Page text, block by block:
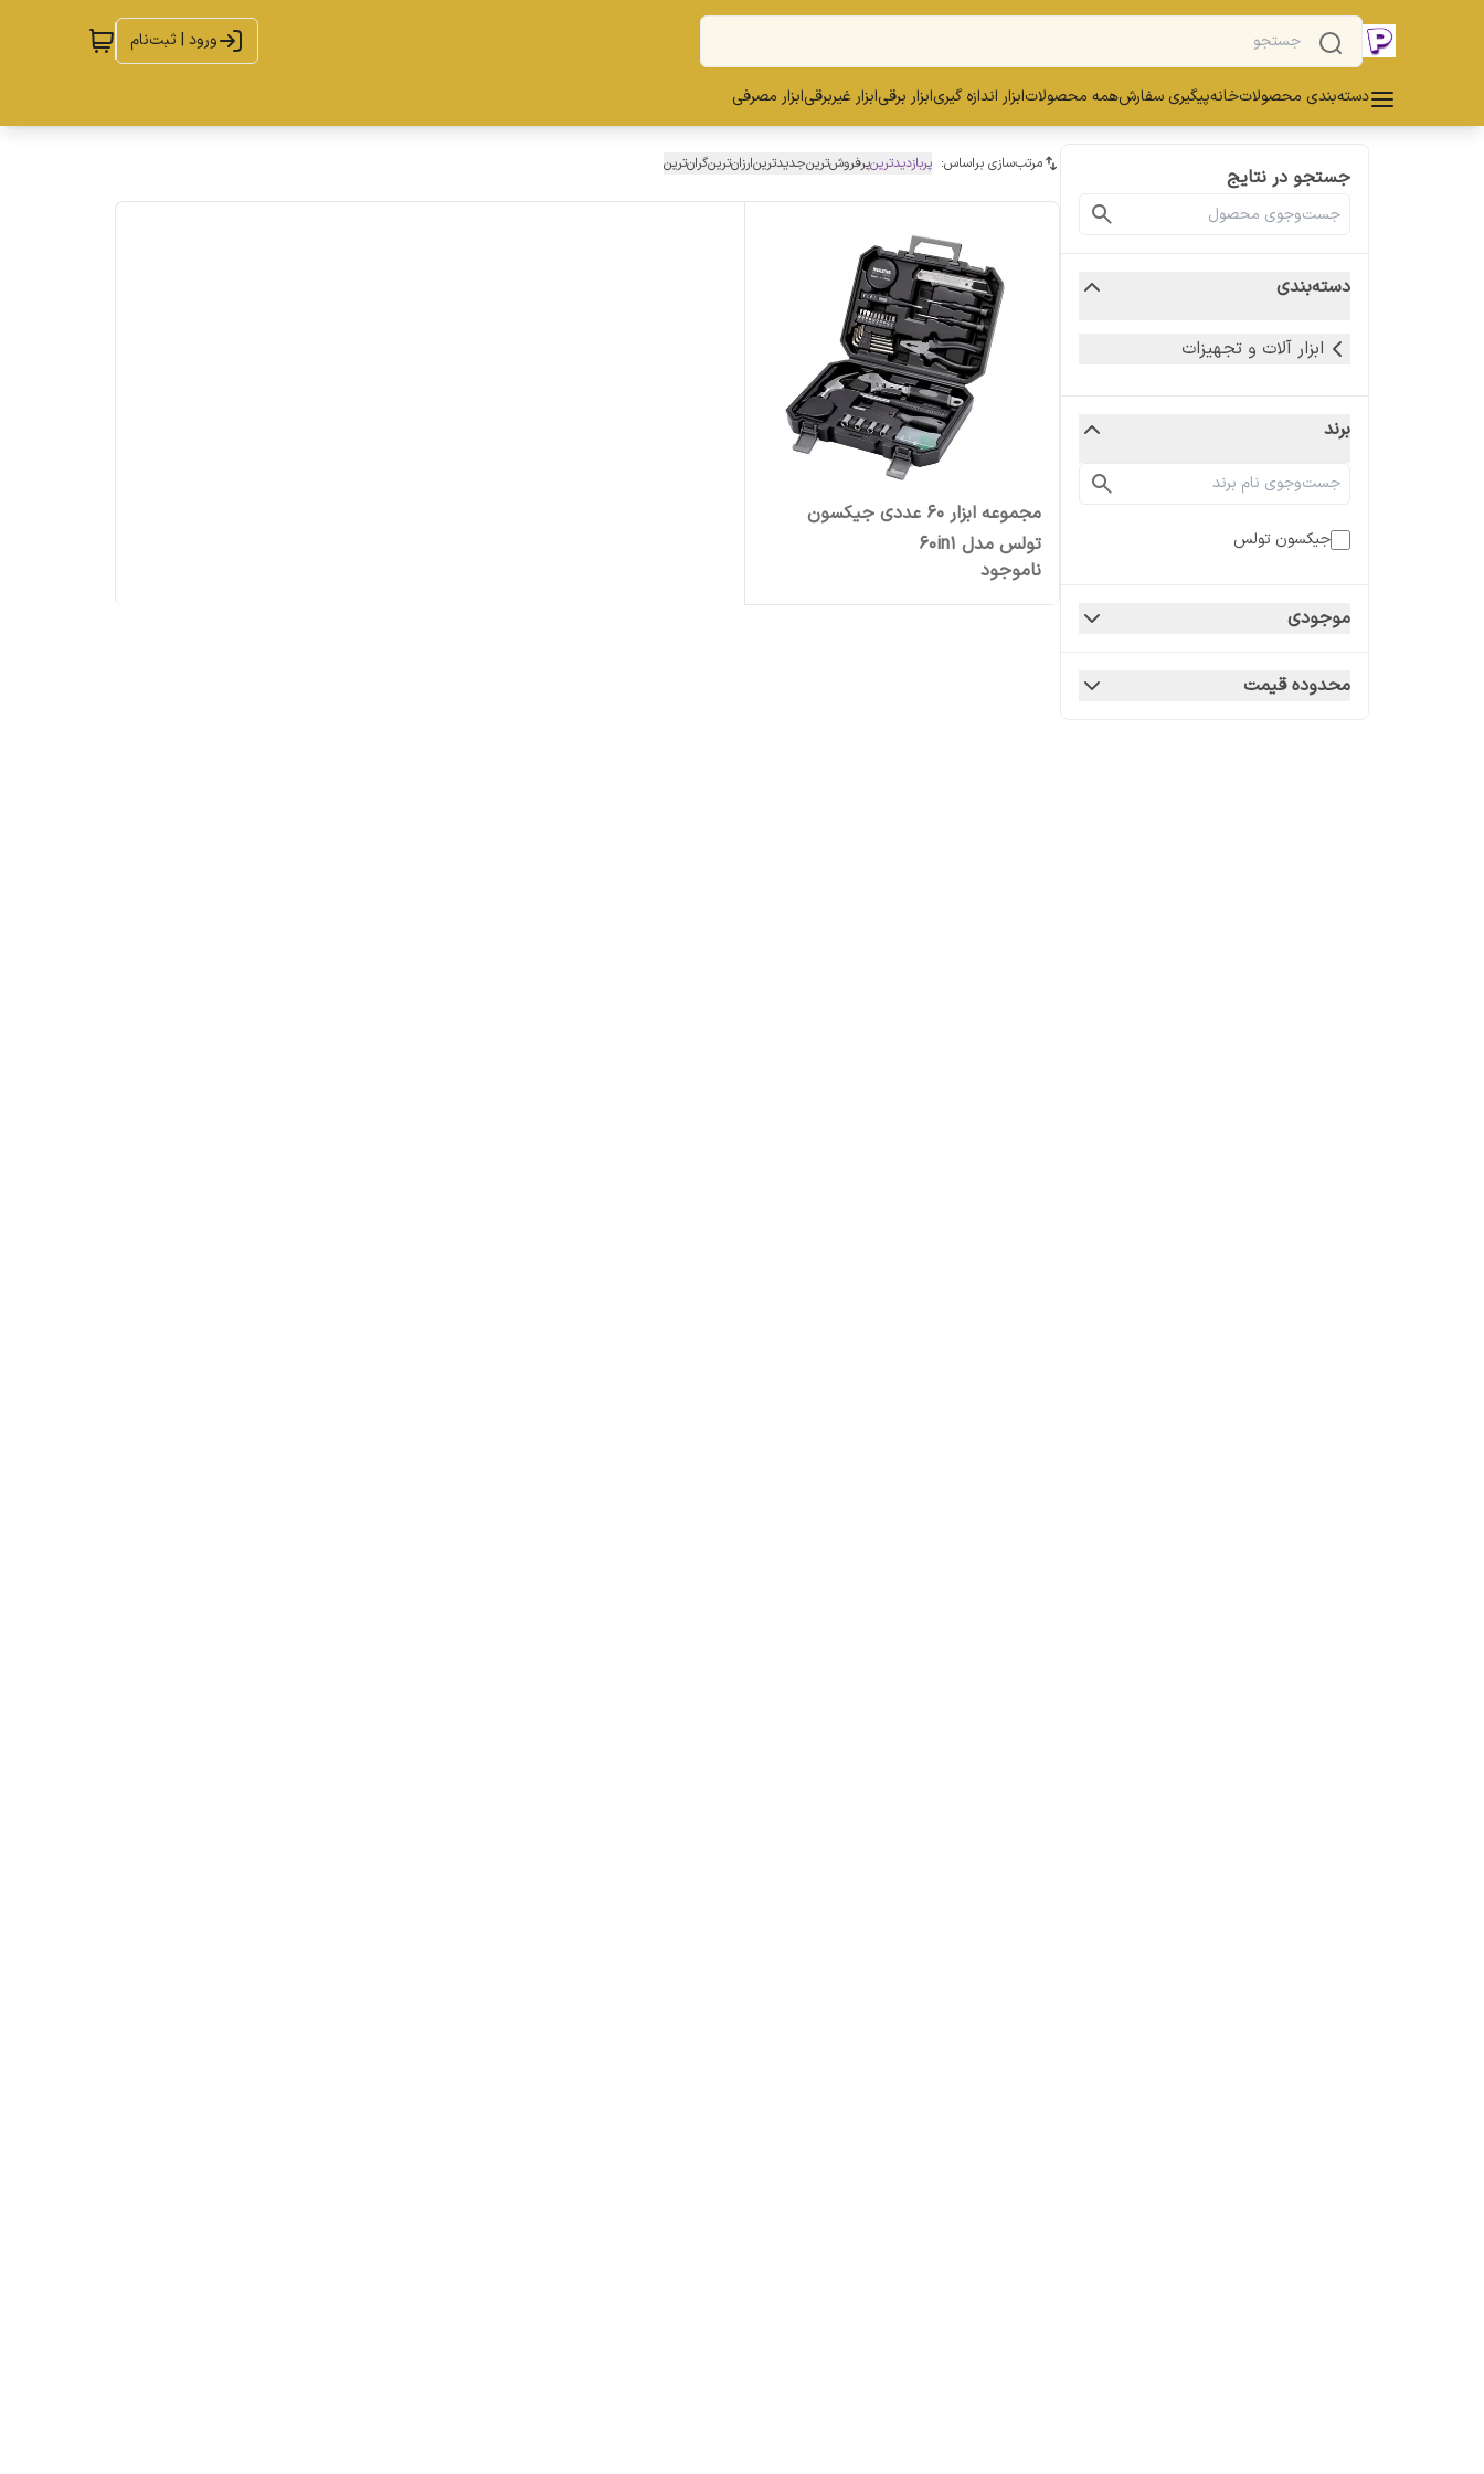
ورود | ثبت‌نام
دسته‌بندی محصولاتخانهپیگیری سفارشهمه محصولاتابزار اندازه گیریابزار برقیابزار غیربرقیابزار مصرفی
جستجو در نتایج
دسته‌بندی
ابزار آلات و تجهیزات
برند
جیکسون تولس
موجودی
محدوده قیمت
مرتب‌سازی براساس: پربازدیدترینپرفروش‌ترینجدیدترینارزان‌ترینگران‌ترین
مجموعه ابزار 60 عددی جیکسون
تولس مدل 60in1
ناموجود